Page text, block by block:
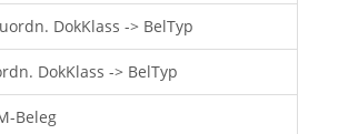
DokKlass -> BelTyp
DokKlass -> BelTyp
Beleg